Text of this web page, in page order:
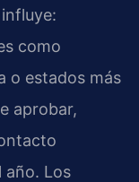
como
o estados más
aprobar,
año. Los